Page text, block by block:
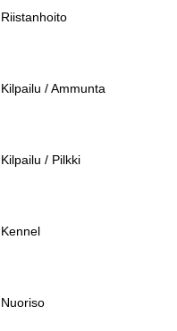
Riistanhoito
Kilpailu / Ammunta
Kilpailu / Pilkki
Kennel
Nuoriso